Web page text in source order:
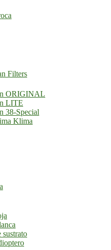
Filters
ORIGINAL
LITE
38-Special
Klima
sustrato